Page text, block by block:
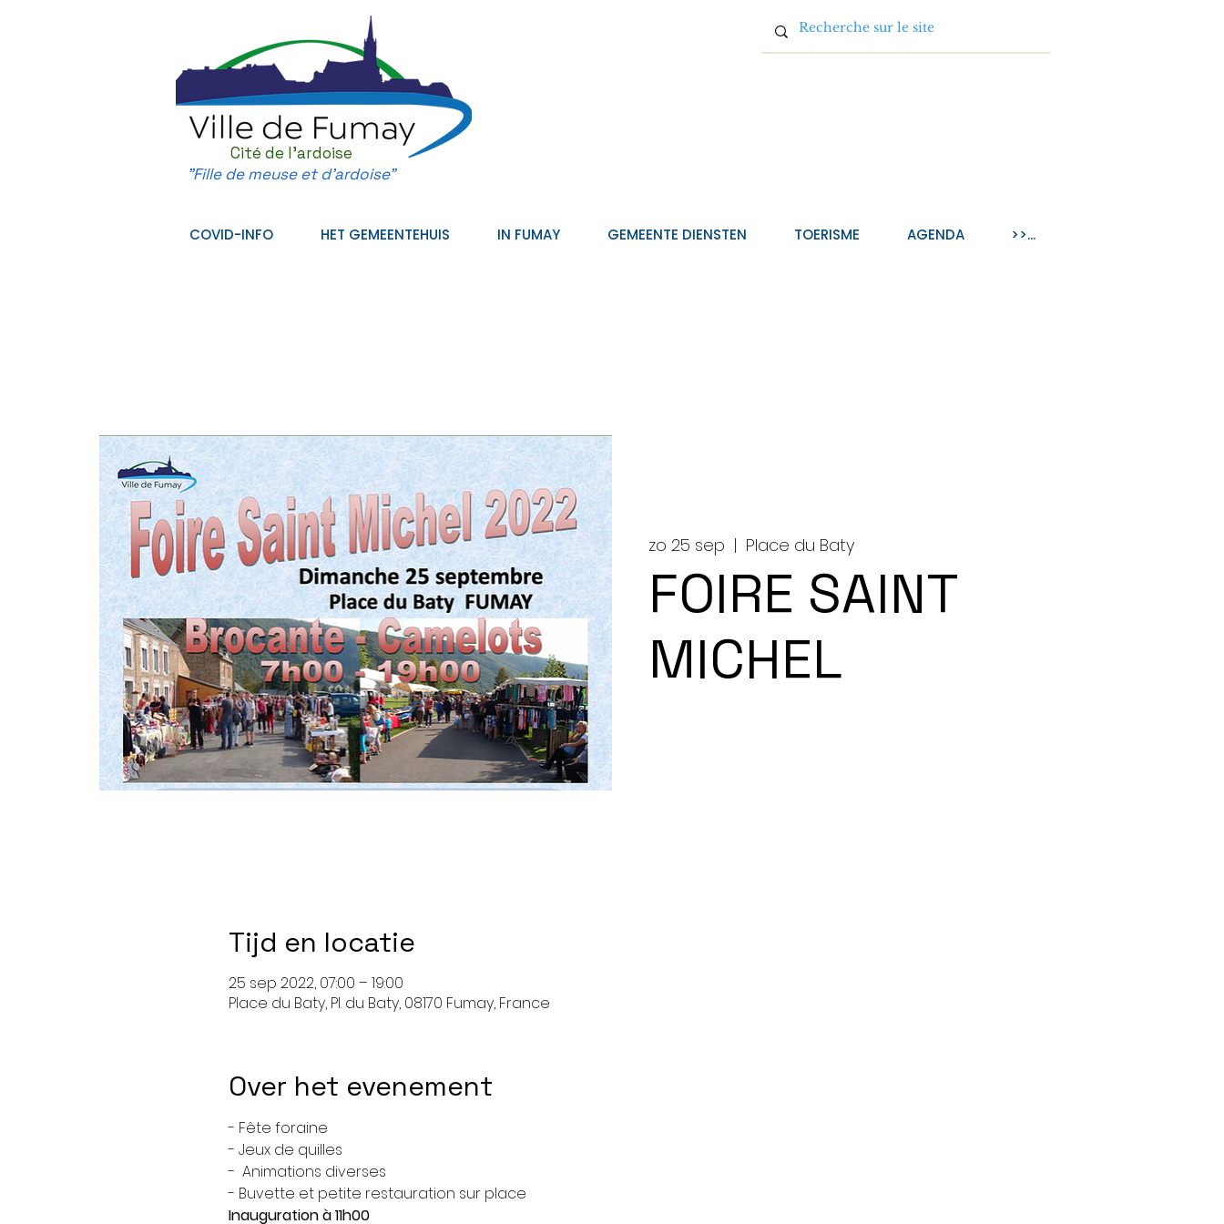
Cité de l'ardoise
"Fille de meuse et d'ardoise"
COVID-INFO HET GEMEENTEHUIS IN FUMAY GEMEENTE DIENSTEN TOERISME AGENDA >>...
zo 25 sep
  |
Place du Baty
FOIRE SAINT
MICHEL
Tijd en locatie
25 sep 2022, 07:00 – 19:00
Place du Baty, Pl. du Baty, 08170 Fumay, France
Over het evenement
- Fête foraine
- Jeux de quilles
-  Animations diverses
- Buvette et petite restauration sur place
Inauguration à 11h00